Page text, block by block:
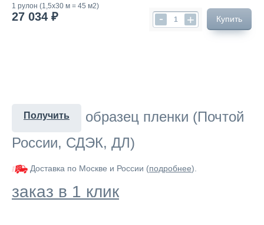
1 рулон (1,5х30 м = 45 м2)
27 034 ₽ - + Купить
Получить
образец пленки (Почтой
России, СДЭК, ДЛ)
Доставка по Москве и России (подробнее).
заказ в 1 клик